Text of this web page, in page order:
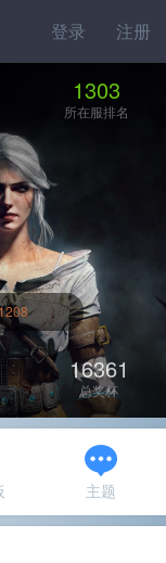
登录 注册
1303
所在服排名
16361
总奖杯
主题